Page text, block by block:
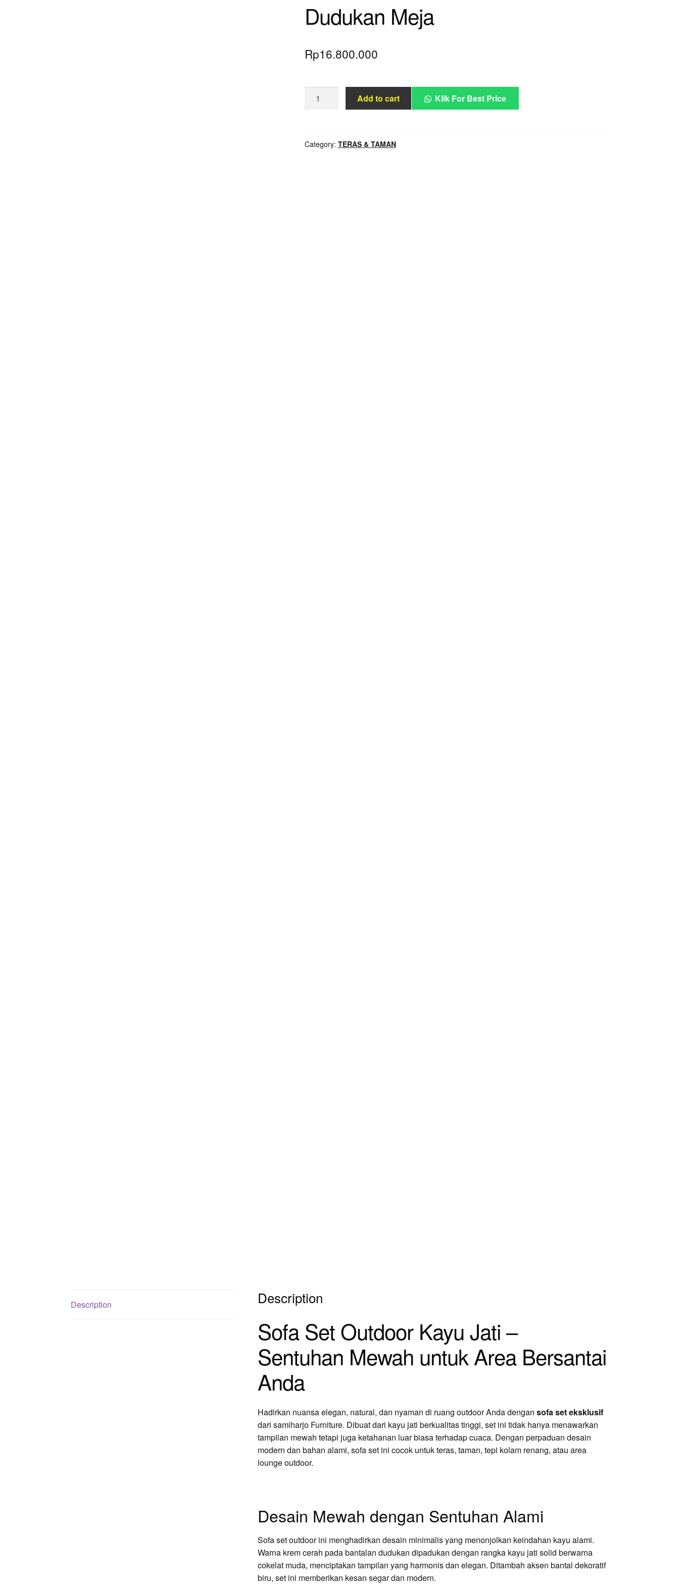
Dudukan Meja
Rp16.800.000
Kursi
Dudukan
Add to cart Klik For Best Price
Category: TERAS & TAMAN
Description Description
Sofa Set Outdoor Kayu Jati –
Sentuhan Mewah untuk Area Bersantai
Anda
Hadirkan nuansa elegan, natural, dan nyaman di ruang outdoor Anda dengansofa set eksklusif
dari samiharjo Furniture. Dibuat dari kayu jati berkualitas tinggi, set ini tidak hanya menawarkan
tampilan mewah tetapi juga ketahanan luar biasa terhadap cuaca. Dengan perpaduan desain
modern dan bahan alami, sofa set ini cocok untuk teras, taman, tepi kolam renang, atau area
lounge outdoor.
Desain Mewah dengan Sentuhan Alami
Sofa set outdoor ini menghadirkan desain minimalis yang menonjolkan keindahan kayu alami.
Warna krem cerah pada bantalan dudukan dipadukan dengan rangka kayu jati solid berwarna
cokelat muda, menciptakan tampilan yang harmonis dan elegan. Ditambah aksen bantal dekoratif
biru, set ini memberikan kesan segar dan modern.